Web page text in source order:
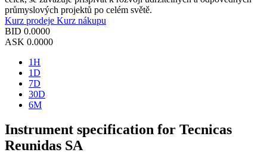
průmyslových projektů po celém světě.
Kurz prodeje Kurz nákupu
BID 0.0000
ASK 0.0000
1H
1D
7D
30D
6M
Instrument specification for Tecnicas
Reunidas SA